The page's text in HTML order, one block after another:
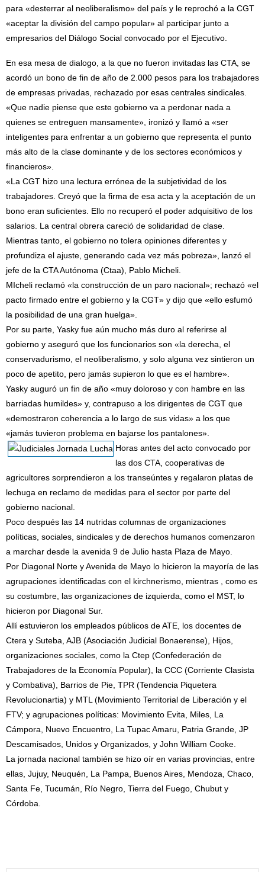
para «desterrar al neoliberalismo» del país y le reprochó a la CGT
«aceptar la división del campo popular» al participar junto a
empresarios del Diálogo Social convocado por el Ejecutivo.
En esa mesa de dialogo, a la que no fueron invitadas las CTA, se
acordó un bono de fin de año de 2.000 pesos para los trabajadores
de empresas privadas, rechazado por esas centrales sindicales.
«Que nadie piense que este gobierno va a perdonar nada a
quienes se entreguen mansamente», ironizó y llamó a «ser
inteligentes para enfrentar a un gobierno que representa el punto
más alto de la clase dominante y de los sectores económicos y
financieros».
«La CGT hizo una lectura errónea de la subjetividad de los
trabajadores. Creyó que la firma de esa acta y la aceptación de un
bono eran suficientes. Ello no recuperó el poder adquisitivo de los
salarios. La central obrera careció de solidaridad de clase.
Mientras tanto, el gobierno no tolera opiniones diferentes y
profundiza el ajuste, generando cada vez más pobreza», lanzó el
jefe de la CTA Autónoma (Ctaa), Pablo Micheli.
MIcheli reclamó «la construcción de un paro nacional»; rechazó «el
pacto firmado entre el gobierno y la CGT» y dijo que «ello esfumó
la posibilidad de una gran huelga».
Por su parte, Yasky fue aún mucho más duro al referirse al
gobierno y aseguró que los funcionarios son «la derecha, el
conservadurismo, el neoliberalismo, y solo alguna vez sintieron un
poco de apetito, pero jamás supieron lo que es el hambre».
Yasky auguró un fin de año «muy doloroso y con hambre en las
barriadas humildes» y, contrapuso a los dirigentes de CGT que
«demostraron coherencia a lo largo de sus vidas» a los que
«jamás tuvieron problema en bajarse los pantalones».
Horas antes del acto convocado por
las dos CTA, cooperativas de
agricultores sorprendieron a los transeúntes y regalaron platas de
lechuga en reclamo de medidas para el sector por parte del
gobierno nacional.
Poco después las 14 nutridas columnas de organizaciones
políticas, sociales, sindicales y de derechos humanos comenzaron
a marchar desde la avenida 9 de Julio hasta Plaza de Mayo.
Por Diagonal Norte y Avenida de Mayo lo hicieron la mayoría de las
agrupaciones identificadas con el kirchnerismo, mientras , como es
su costumbre, las organizaciones de izquierda, como el MST, lo
hicieron por Diagonal Sur.
Allí estuvieron los empleados públicos de ATE, los docentes de
Ctera y Suteba, AJB (Asociación Judicial Bonaerense), Hijos,
organizaciones sociales, como la Ctep (Confederación de
Trabajadores de la Economía Popular), la CCC (Corriente Clasista
y Combativa), Barrios de Pie, TPR (Tendencia Piquetera
Revolucionartia) y MTL (Movimiento Territorial de Liberación y el
FTV; y agrupaciones políticas: Movimiento Evita, Miles, La
Cámpora, Nuevo Encuentro, La Tupac Amaru, Patria Grande, JP
Descamisados, Unidos y Organizados, y John William Cooke.
La jornada nacional también se hizo oír en varias provincias, entre
ellas, Jujuy, Neuquén, La Pampa, Buenos Aires, Mendoza, Chaco,
Santa Fe, Tucumán, Río Negro, Tierra del Fuego, Chubut y
Córdoba.